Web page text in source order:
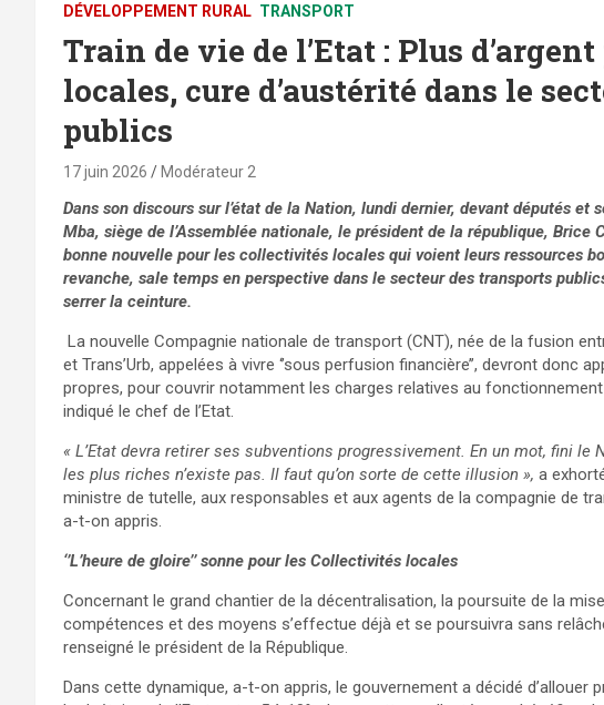
DÉVELOPPEMENT RURAL TRANSPORT
Train de vie de l’Etat : Plus
locales, cure d’austérité dans le
publics
17 juin 2026 Modérateur 2
Dans son discours sur l’état de la Nation, lundi dernier, devant députés et
Mba, siège de l’Assemblée nationale, le président de la république, Brice
bonne nouvelle pour les collectivités locales qui voient leurs ressources
revanche, sale temps en perspective dans le secteur des transports
serrer la ceinture.
La nouvelle Compagnie nationale de transport (CNT), née de la fusion
et Trans’Urb, appelées à vivre ‘’sous perfusion financière’’, devront donc
propres, pour couvrir notamment les charges relatives au
indiqué le chef de l’Etat.
« L’Etat devra retirer ses subventions progressivement. En un mot, fini le
les plus riches n’existe pas. Il faut qu’on sorte de cette illusion », a
ministre de tutelle, aux responsables et aux agents de la compagnie de
a-t-on appris.
‘’L’heure de gloire’’ sonne pour les Collectivités locales
Concernant le grand chantier de la décentralisation, la poursuite de la
compétences et des moyens s’effectue déjà et se poursuivra sans
renseigné le président de la République.
Dans cette dynamique, a-t-on appris, le gouvernement a décidé